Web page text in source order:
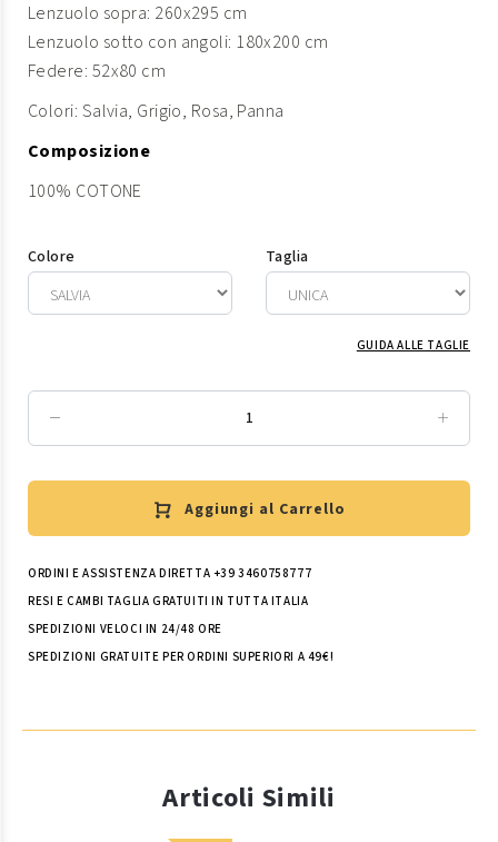
Lenzuolo sopra: 260x295 cm
Lenzuolo sotto con angoli: 180x200 cm
Federe: 52x80 cm
Colori: Salvia, Grigio, Rosa, Panna
Composizione
100% COTONE
Colore Taglia
GUIDA ALLE TAGLIE
Aggiungi al Carrello
ORDINI E ASSISTENZA DIRETTA +39 3460758777
RESI E CAMBI TAGLIA GRATUITI IN TUTTA ITALIA
SPEDIZIONI VELOCI IN 24/48 ORE
SPEDIZIONI GRATUITE PER ORDINI SUPERIORI A 49€!
Articoli Simili